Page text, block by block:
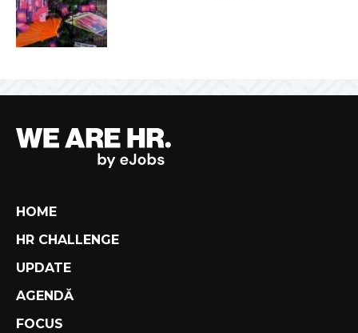
HOME
HR CHALLENGE
UPDATE
AGENDĂ
FOCUS